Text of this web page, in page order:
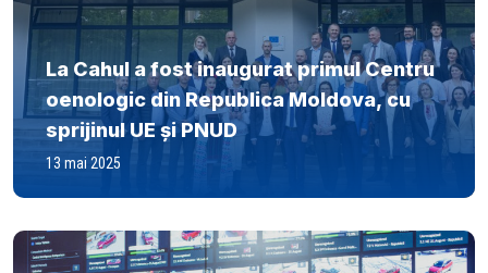
La Cahul a fost inaugurat primul Centru
oenologic din Republica Moldova, cu
sprijinul UE și PNUD
13 mai 2025